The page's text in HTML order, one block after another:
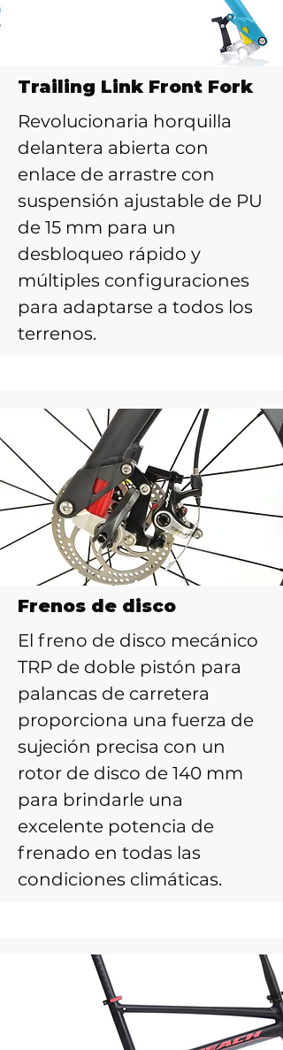
Trailing Link Front Fork
Revolucionaria horquilla
delantera abierta con
enlace de arrastre con
suspensión ajustable de PU
de 15 mm para un
desbloqueo rápido y
múltiples configuraciones
para adaptarse a todos los
terrenos.
Frenos de disco
El freno de disco mecánico
TRP de doble pistón para
palancas de carretera
proporciona una fuerza de
sujeción precisa con un
rotor de disco de 140 mm
para brindarle una
excelente potencia de
frenado en todas las
condiciones climáticas.